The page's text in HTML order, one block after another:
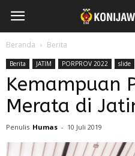
Beranda Berita
Berita JATIM PORPROV 2022 slide
Kemampuan
Merata di
Penulis Humas - 10 Juli 2019